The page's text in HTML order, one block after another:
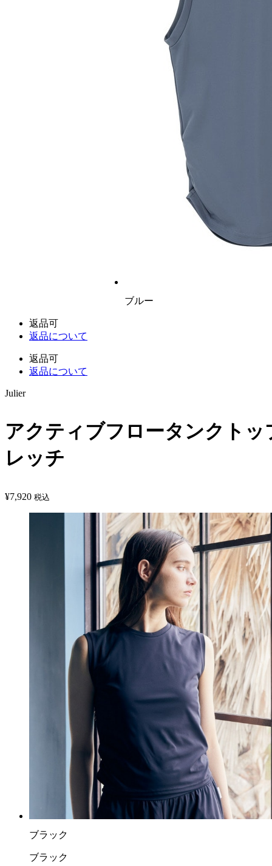
ブルー
返品可
返品について
返品可
返品について
Julier
アクティブフロータンクト
レッチ
¥7,920 税込
ブラック
ブラック